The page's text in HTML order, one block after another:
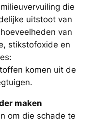
die
uitstoot van
van
stikstofoxide en
komen uit de
maken
om die schade te